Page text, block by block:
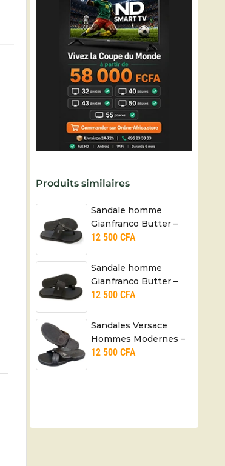
Produits similaires
Sandale homme
Gianfranco Butter –
Pointure 40 à 45 –
12 500CFA
Sandale homme
Gianfranco Butter –
Pointure 40 à 45 –
12 500CFA
Sandales Versace
Hommes Modernes –
Pointure. 40 à 45 –
12 500CFA